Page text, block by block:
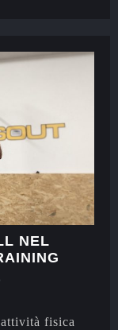
NEL
fisica